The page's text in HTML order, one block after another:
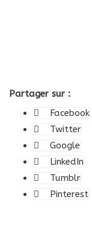
Partager sur :
Facebook
Twitter
Google
LinkedIn
Tumblr
Pinterest